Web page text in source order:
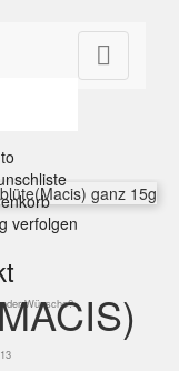

verfolgen
Wünsche?